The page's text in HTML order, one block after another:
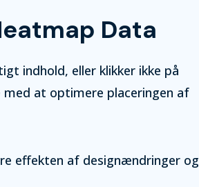
Data
indhold, eller klikker ikke på
med at optimere placeringen af
effekten af designændringer og